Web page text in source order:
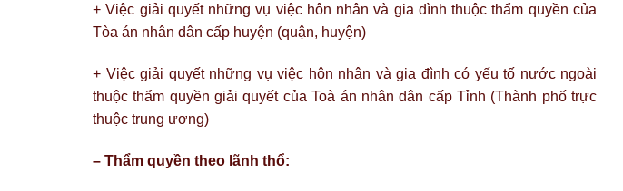
+ Việc giải quyết những vụ việc hôn nhân và gia đình thuộc thẩm quyền của
Tòa án nhân dân cấp huyện (quận, huyện)
+ Việc giải quyết những vụ việc hôn nhân và gia đình có yếu tố nước ngoài
thuộc thẩm quyền giải quyết của Toà án nhân dân cấp Tỉnh (Thành phố trực
thuộc trung ương)
– Thẩm quyền theo lãnh thổ: